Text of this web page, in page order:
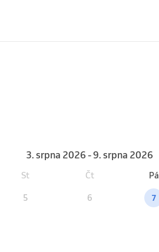
3. srpna 2026 - 9. srpna 2026
St Čt Pá
5 6 7